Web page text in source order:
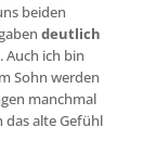
beiden
deutlich
ich bin
Sohn werden
manchmal
das alte Gefühl